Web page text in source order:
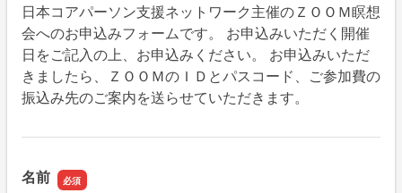
日本コアパーソン支援ネットワーク主催のＺＯＯＭ瞑想
会へのお申込みフォームです。 お申込みいただく開催
日をご記入の上、お申込みください。 お申込みいただ
きましたら、ＺＯＯＭのＩＤとパスコード、ご参加費の
振込み先のご案内を送らせていただきます。
名前